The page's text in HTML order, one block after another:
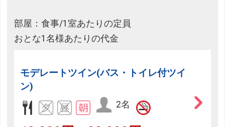
部屋：食事/1室あたりの定員
おとな1名様あたりの代金
モデレートツイン(バス・トイレ付ツイ
ン)
2名